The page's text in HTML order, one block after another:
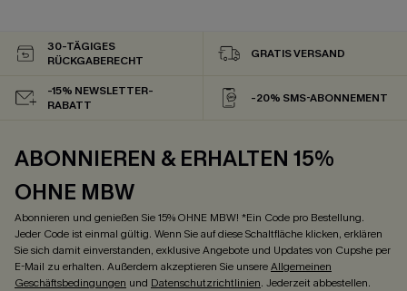
30-TÄGIGES
RÜCKGABERECHT
GRATIS VERSAND
-15% NEWSLETTER-
RABATT
-20% SMS-ABONNEMENT
ABONNIEREN & ERHALTEN 15%
OHNE MBW
Abonnieren und genießen Sie 15% OHNE MBW! *Ein Code pro Bestellung.
Jeder Code ist einmal gültig. Wenn Sie auf diese Schaltfläche klicken, erklären
Sie sich damit einverstanden, exklusive Angebote und Updates von Cupshe per
E-Mail zu erhalten. Außerdem akzeptieren Sie unsereAllgemeinen
Geschäftsbedingungen und Datenschutzrichtlinien. Jederzeit abbestellen.